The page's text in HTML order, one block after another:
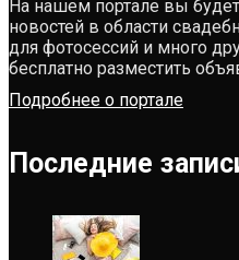
На нашем портале вы
новостей в области
для фотосессий и много
бесплатно разместить
Подробнее о портале
Последние